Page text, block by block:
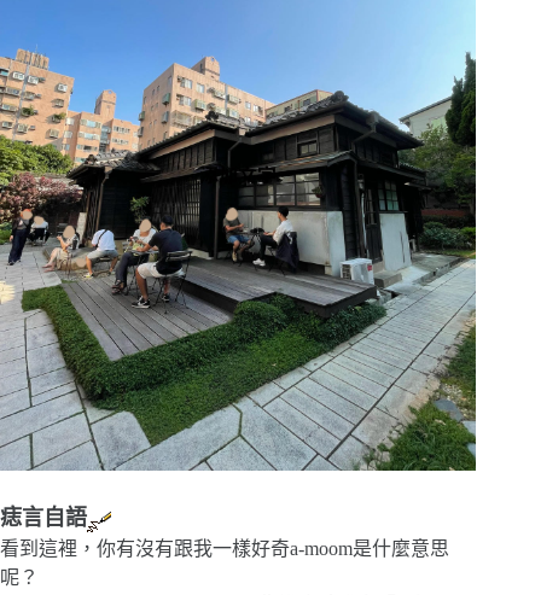
痣言自語
看到這裡，你有沒有跟我一樣好奇a-moom是什麼意思
呢？